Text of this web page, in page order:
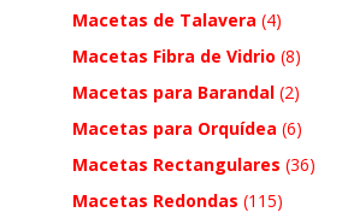
Macetas de Talavera (4)
Macetas Fibra de Vidrio (8)
Macetas para Barandal (2)
Macetas para Orquídea (6)
Macetas Rectangulares (36)
Macetas Redondas (115)